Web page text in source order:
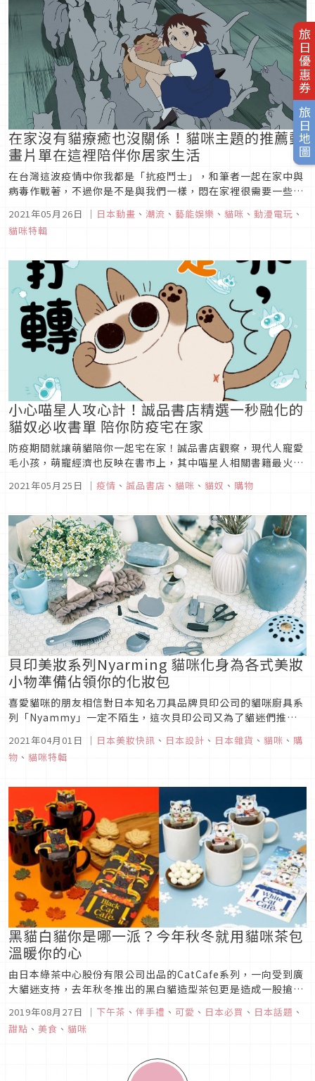
旅日優惠券
旅日地圖
在家沒有貓療癒也沒關係！貓咪主題的推薦動
畫片單在這裡陪伴你居家生活
在台灣這波疫情中你我都是「抗疫鬥士」，和筆者一起在家中與
病毒作戰著，不過你是不是與我們一樣，悶在家裡很需要一些陪
畫」，一起在家追動畫，療癒身心，舒緩一下緊張焦慮的情緒
吧！同居人是貓改編自在2017年獲得「全國書店店員推薦漫畫
2021年05月26日 ｜ 日本動畫 、 潮流 、 藝能娛樂 、 貓咪 、 動漫電玩 、
貓咪特輯
小心喵星人攻心計！誠品書店精選一秒融化的
貓奴必收書單 陪你防疫宅在家
防疫期間就讓萌貓陪你一起宅在家！誠品書店觀察，現代人寵愛
毛小孩，萌寵經濟也反映在書市上，其中喵星人相關書籍最火
書。共通點就是書中寫實呈現貓咪高傲又帶點撒嬌的個性、無辜
星人新書上市，誠品書店...
2021年05月25日 ｜ 疫情 、 誠品書店 、 貓咪 、 貓奴 、 購物
貝印美妝系列Nyarming 貓咪化身為各式美妝
小物準備佔領你的化妝包
喜愛貓咪的朋友相信對日本知名刀具品牌貝印公司的貓咪廚具系
列「Nyammy」一定不陌生，這次貝印公司又為了貓迷們推出
天天會用到的美妝小物：睫毛夾、剪刀、髮夾、梳子、粉撲、刷
具等，通通穿上貓咪的外衣，兼具可愛與機能的設計3月15日起
2021年04月01日 ｜ 日本美妝快訊 、 日本設計 、 日本雜貨 、 貓咪 、 購
物 、 貓咪特輯
黑貓白貓你是哪一派？今年秋冬就用貓咪茶包
溫暖你的心
由日本綠茶中心股份有限公司出品的CatCafe系列，一向受到廣
大貓迷支持，去年秋冬推出的黑白貓造型茶包更是造成一股搶購
炫風。為了滿足廣大的顧客需求，今年秋冬又將和大家見面，於
8月9日開始在全國禮品店和廚房雜貨店販賣，和去年一樣採限量
發售，去年沒搶到的朋友今年一定不能再錯過！圖片來源ブラッ
2019年08月27日 ｜ 下午茶 、 伴手禮 、 可愛 、 日本必買 、 日本話題 、
甜點 、 美食 、 貓咪